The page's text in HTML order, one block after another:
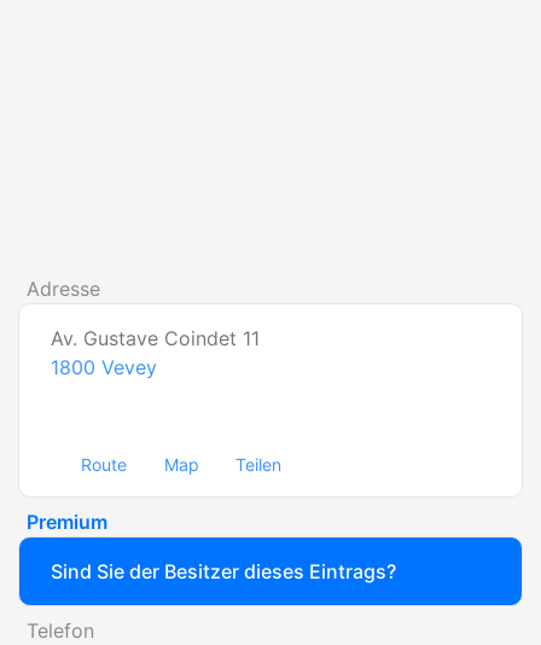
Adresse
Av. Gustave Coindet 11
1800 Vevey
Route Map Teilen
Premium
Sind Sie der Besitzer dieses Eintrags?
Telefon